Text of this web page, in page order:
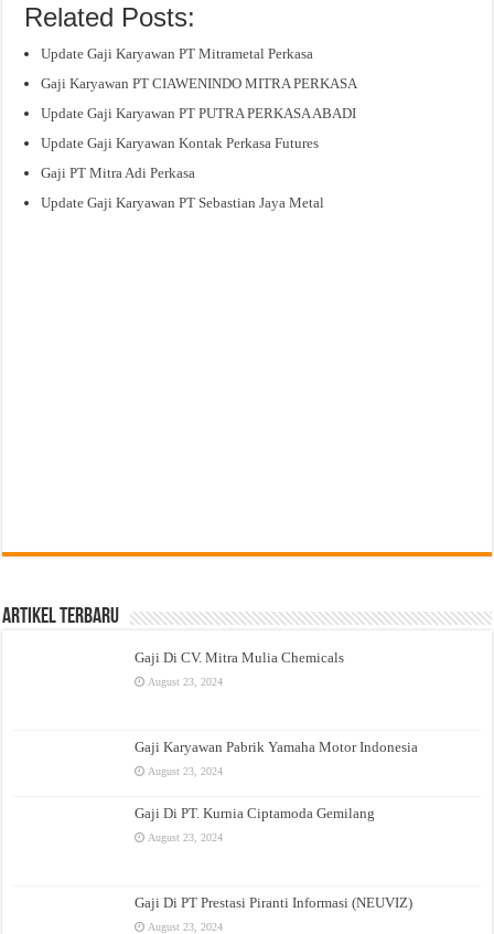
Related Posts:
Update Gaji Karyawan PT Mitrametal Perkasa
Gaji Karyawan PT CIAWENINDO MITRA PERKASA
Update Gaji Karyawan PT PUTRA PERKASA ABADI
Update Gaji Karyawan Kontak Perkasa Futures
Gaji PT Mitra Adi Perkasa
Update Gaji Karyawan PT Sebastian Jaya Metal
Artikel Terbaru
Gaji Di CV. Mitra Mulia Chemicals
August 23, 2024
Gaji Karyawan Pabrik Yamaha Motor Indonesia
August 23, 2024
Gaji Di PT. Kurnia Ciptamoda Gemilang
August 23, 2024
Gaji Di PT Prestasi Piranti Informasi (NEUVIZ)
August 23, 2024